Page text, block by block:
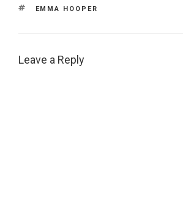
TAGS
EMMA HOOPER
Leave a Reply